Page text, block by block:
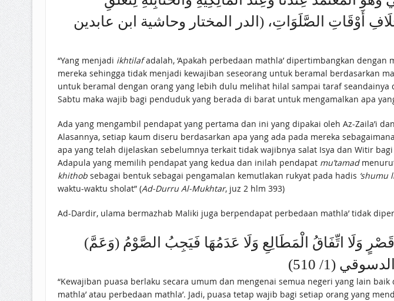
أَوْقَاتِ الصَّلَوَاتِ، (الدر المختار وحاشية ابن عابدين
“Yang menjadi ikhtilafadalah, ‘Apakah perbedaan mathla’ dipertimbangkan
mereka sehingga tidak menjadi kewajiban seseorang untuk beramal berdasarkan
untuk beramal dengan orang yang lebih dulu melihat hilal sampai taraf
Sabtu maka wajib bagi penduduk yang berada di barat untuk mengamalkan apa
Ada yang mengambil pendapat yang pertama dan ini yang dipakai oleh Az-Zaila’i
Alasannya, setiap kaum diseru berdasarkan apa yang ada pada mereka
apa yang telah dijelaskan sebelumnya terkait tidak wajibnya salat Isya dan Witir
Adapula yang memilih pendapat yang kedua dan inilah pendapat mu’tamad
khithob sebagai bentuk sebagai pengamalan kemutlakan rukyat pada hadis ‘shumu
waktu-waktu sholat” (Ad-Durru Al-Mukhtar, juz 2 hlm 393)
Ad-Dardir, ulama bermazhab Maliki juga berpendapat perbedaan mathla’ tidak
(وَعَمَّ) الصَّوْمُ سَائِرَ الْبِلَادِ قَرِيبًا أَوْ بَعِيدًا وَلَا يُرَاعَى فِي ذَلِكَ مَسَافَةُ قَصْرٍ وَلَا اتِّفَاقُ الْمَطَالِعِ وَلَا عَدَمُهَا فَيَجِبُ الصَّوْمُ
(1/ 510)
“Kewajiban puasa berlaku secara umum dan mengenai semua negeri yang lain
mathla’ atau perbedaan mathla’. Jadi, puasa tetap wajib bagi setiap orang yang